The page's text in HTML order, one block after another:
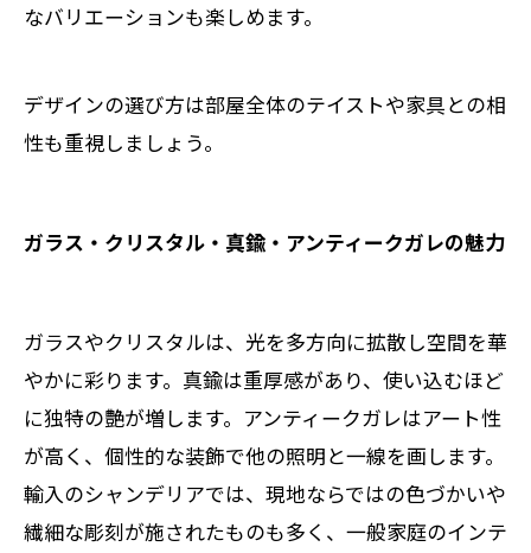
なバリエーションも楽しめます。
デザインの選び方は部屋全体のテイストや家具との相
性も重視しましょう。
ガラス・クリスタル・真鍮・アンティークガレの魅力
ガラスやクリスタルは、光を多方向に拡散し空間を華
やかに彩ります。真鍮は重厚感があり、使い込むほど
に独特の艶が増します。アンティークガレはアート性
が高く、個性的な装飾で他の照明と一線を画します。
輸入のシャンデリアでは、現地ならではの色づかいや
繊細な彫刻が施されたものも多く、一般家庭のインテ